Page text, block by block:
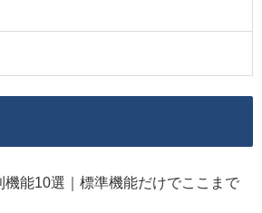
機能10選｜標準機能だけでここまで